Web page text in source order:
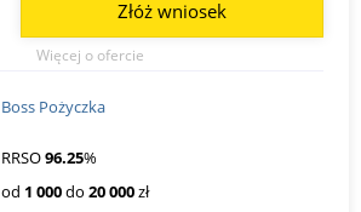
Więcej o ofercie
Złóż wniosek
Boss Pożyczka
RRSO96.25%
od 1 000do 20 000zł